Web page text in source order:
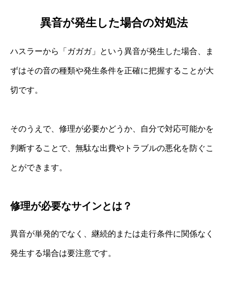
異音が発生した場合の対処法
ハスラーから「ガガガ」という異音が発生した場合、ま
ずはその音の種類や発生条件を正確に把握することが大
切です。
そのうえで、修理が必要かどうか、自分で対応可能かを
判断することで、無駄な出費やトラブルの悪化を防ぐこ
とができます。
修理が必要なサインとは？
異音が単発的でなく、継続的または走行条件に関係なく
発生する場合は要注意です。